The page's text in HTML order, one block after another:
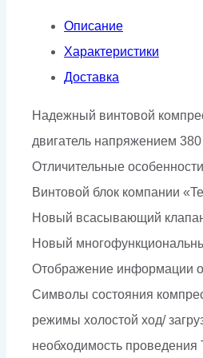
Описание
Характеристики
Доставка
Надежный винтовой
двигатель напряжением
Отличительные
Винтовой блок компании
Новый всасывающий
Новый
Отображение информации
Символы состояния
режимы холостой ход/
необходимость проведения